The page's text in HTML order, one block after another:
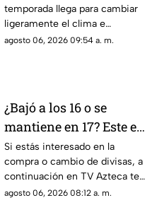
frío fuera de temporada
afectará en agosto 2026
temporada llega para cambiar
ligeramente el clima e
incrementar las lluvias en
agosto 06, 2026 09:54 a. m.
¿Bajó a los 16 o se
mantiene en 17? Este es
el precio del dólar en
Aguascalientes hoy 6
de agosto de 2026
Si estás interesado en la
compra o cambio de divisas, a
continuación en TV Azteca te
informamos cuál es el precio
agosto 06, 2026 08:12 a. m.